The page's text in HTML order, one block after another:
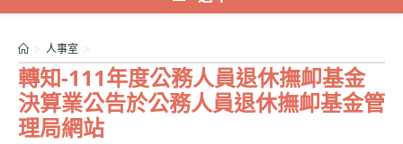
轉知-111年度公務人員退休撫卹基金
決算業公告於公務人員退休撫卹基金管
理局網站
> 人事室 >